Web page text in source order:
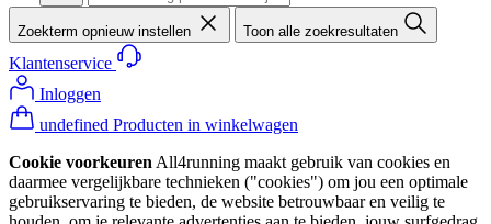
Zoekterm opnieuw instellen Toon alle zoekresultaten
Klantenservice
Inloggen
undefined Producten in winkelwagen
Cookie voorkeuren All4running maakt gebruik van cookies en
daarmee vergelijkbare technieken ("cookies") om jou een optimale
gebruikservaring te bieden, de website betrouwbaar en veilig te